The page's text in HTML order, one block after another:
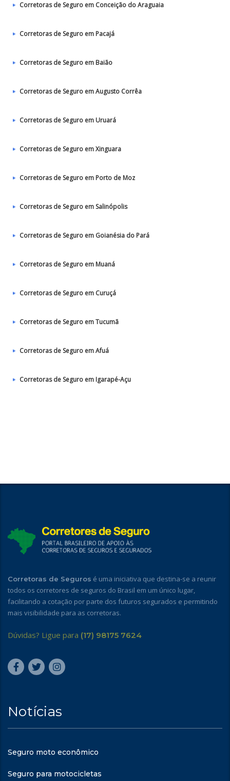
Corretoras de Seguro em Conceição do Araguaia
Corretoras de Seguro em Pacajá
Corretoras de Seguro em Baião
Corretoras de Seguro em Augusto Corrêa
Corretoras de Seguro em Uruará
Corretoras de Seguro em Xinguara
Corretoras de Seguro em Porto de Moz
Corretoras de Seguro em Salinópolis
Corretoras de Seguro em Goianésia do Pará
Corretoras de Seguro em Muaná
Corretoras de Seguro em Curuçá
Corretoras de Seguro em Tucumã
Corretoras de Seguro em Afuá
Corretoras de Seguro em Igarapé-Açu
Corretoras de Seguros é uma iniciativa que destina-se a reunir
todos os corretores de seguros do Brasil em um único lugar,
facilitando a cotação por parte dos futuros segurados e permitindo
mais visibilidade para as corretoras.
Dúvidas? Ligue para (17) 98175 7624
Notícias
Seguro moto econômico
Seguro para motocicletas